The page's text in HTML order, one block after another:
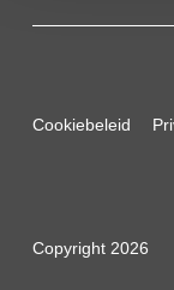
Cookiebeleid
Copyright 2026